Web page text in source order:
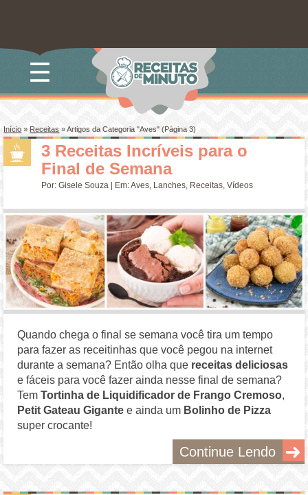
☰
Início»Receitas »Artigos da Categoria "Aves" (Página 3)
3 Receitas Incríveis para o
Final de Semana
Por:Gisele Souza | Em:Aves, Lanches, Receitas,Vídeos
Quando chega o final se semana você tira um tempo
para fazer as receitinhas que você pegou na internet
durante a semana? Então olha que receitas deliciosas
e fáceis para você fazer ainda nesse final de semana?
TemTortinha de Liquidificador de Frango Cremoso,
Petit Gateau Gigante e ainda um Bolinho de Pizza
super crocante!
Continue Lendo